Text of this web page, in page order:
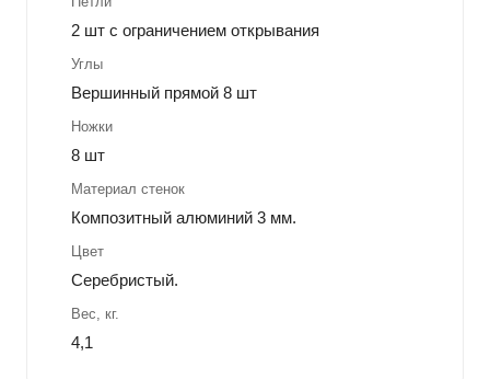
2 шт с ограничением открывания
Углы
Вершинный прямой 8 шт
Ножки
8 шт
Материал стенок
Композитный алюминий 3 мм.
Цвет
Серебристый.
Вес, кг.
4,1